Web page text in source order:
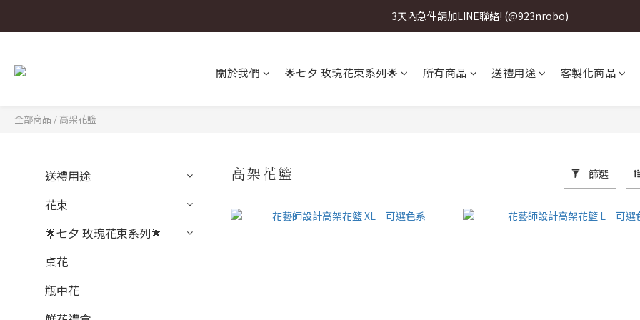
3天內急件請加LINE聯絡! (@923nrobo)
3天內急件請加LINE聯絡! (@923nrobo)
3天內急件請加LINE聯絡! (@923nrobo)
關於我們 🌟七夕 玫瑰花束系列🌟 所有商品 送禮用途 客製化商品
全部商品 / 高架花籃
送禮用途
花束
🌟七夕 玫瑰花束系列🌟
桌花
瓶中花
高架花籃 篩選